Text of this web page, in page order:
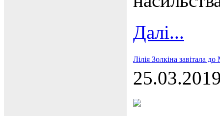
Далі...
Лілія Золкіна завітала